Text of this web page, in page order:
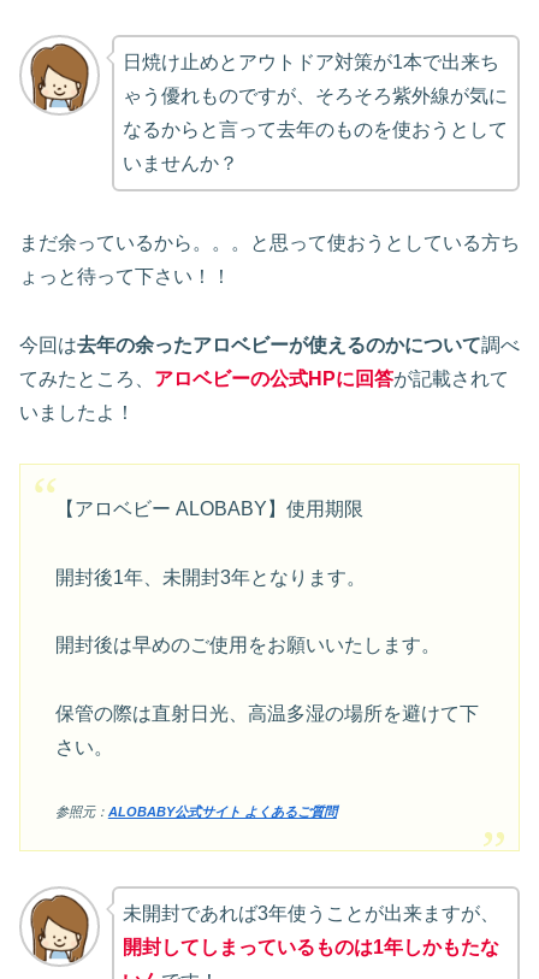
日焼け止めとアウトドア対策が1本で出来ち
ゃう優れものですが、そろそろ紫外線が気に
なるからと言って去年のものを使おうとして
いませんか？
まだ余っているから。。。と思って使おうとしている方ち
ょっと待って下さい！！
今回は去年の余ったアロベビーが使えるのかについて調べ
てみたところ、 アロベビーの公式HPに回答が記載されて
いましたよ！
【アロベビー ALOBABY】使用期限
開封後1年、未開封3年となります。
開封後は早めのご使用をお願いいたします。
保管の際は直射日光、高温多湿の場所を避けて下
さい。
参照元： ALOBABY公式サイト よくあるご質問
未開封であれば3年使うことが出来ますが、
開封してしまっているものは1年しかもたな